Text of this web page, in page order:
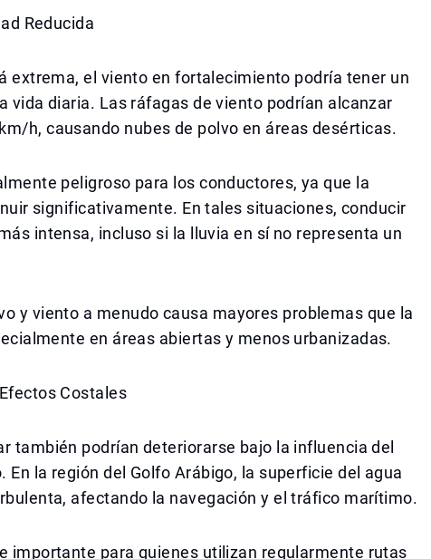
Reducida
extrema, el viento en fortalecimiento podría tener un
vida diaria. Las ráfagas de viento podrían alcanzar
h, causando nubes de polvo en áreas desérticas.
peligroso para los conductores, ya que la
significativamente. En tales situaciones, conducir
intensa, incluso si la lluvia en sí no representa un
y viento a menudo causa mayores problemas que la
en áreas abiertas y menos urbanizadas.
Costales
también podrían deteriorarse bajo la influencia del
la región del Golfo Arábigo, la superficie del agua
afectando la navegación y el tráfico marítimo.
importante para quienes utilizan regularmente rutas